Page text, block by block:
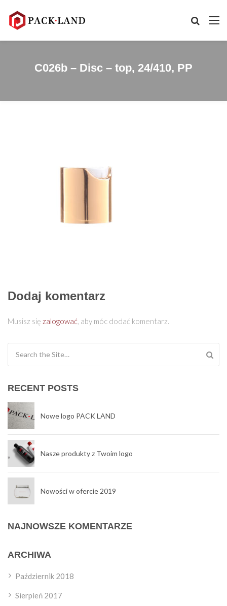
C026b – Disc – top, 24/410, PP
Dodaj komentarz
Musisz się zalogować, aby móc dodać komentarz.
RECENT POSTS
Nowe logo PACK LAND
Nasze produkty z Twoim logo
Nowości w ofercie 2019
NAJNOWSZE KOMENTARZE
ARCHIWA
Październik 2018
Sierpień 2017